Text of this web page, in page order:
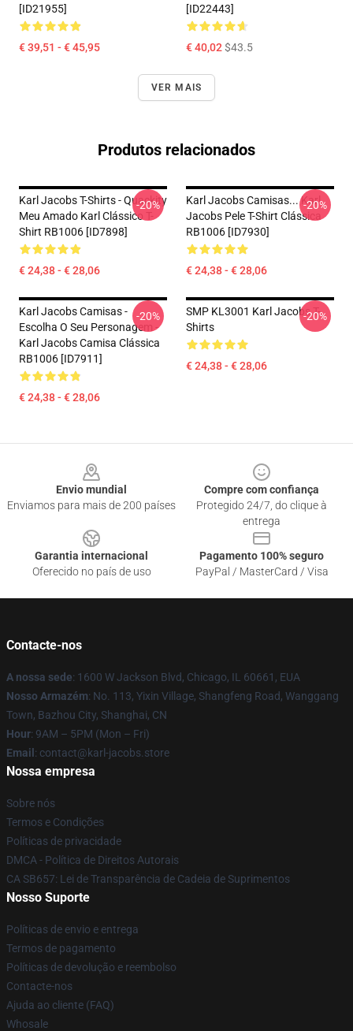
[ID21955]
€ 39,51 - € 45,95
[ID22443]
€ 40,02$43.5
VER MAIS
Produtos relacionados
Karl Jacobs T-Shirts - Quackity
Meu Amado Karl Clássico T-
Shirt RB1006 [ID7898]
€ 24,38 - € 28,06
-20%
Karl Jacobs Camisas... Karl
Jacobs Pele T-Shirt Clássica
RB1006 [ID7930]
€ 24,38 - € 28,06
-20%
Karl Jacobs Camisas -
Escolha O Seu Personagem -
Karl Jacobs Camisa Clássica
RB1006 [ID7911]
€ 24,38 - € 28,06
-20%
SMP KL3001 Karl Jacobs T-
Shirts
€ 24,38 - € 28,06
-20%
Envio mundial
Enviamos para mais de 200 países
Compre com confiança
Protegido 24/7, do clique à
entrega
Garantia internacional
Oferecido no país de uso
Pagamento 100% seguro
PayPal / MasterCard / Visa
Contacte-nos
A nossa sede: 1600 W Jackson Blvd, Chicago, IL 60661, EUA
Nosso Armazém: No. 113, Yixin Village, Shangfeng Road, Wanggang
Town, Bazhou City, Shanghai, CN
Hour: 9AM – 5PM (Mon – Fri)
Email : contact@karl-jacobs.store
Nossa empresa
Sobre nós
Termos e Condições
Políticas de privacidade
DMCA - Política de Direitos Autorais
CA SB657: Lei de Transparência de Cadeia de Suprimentos
Nosso Suporte
Políticas de envio e entrega
Termos de pagamento
Políticas de devolução e reembolso
Contacte-nos
Ajuda ao cliente (FAQ)
Whosale